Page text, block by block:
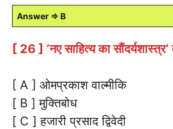
Answer ⇒ B
[ 26 ] ‘नए साहित्य का
[ A ] ओमप्रकाश वाल्मीकि
[ B ] मुक्तिबोध
[ C ] हजारी प्रसाद द्विवेदी